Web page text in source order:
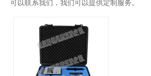
可以联系我们，我们可以提供定制服务。